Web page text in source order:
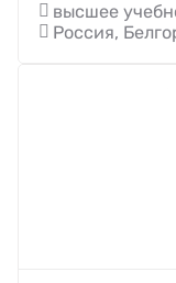
высшее
Россия,